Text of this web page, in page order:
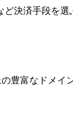
決済手段を選
豊富なドメイン